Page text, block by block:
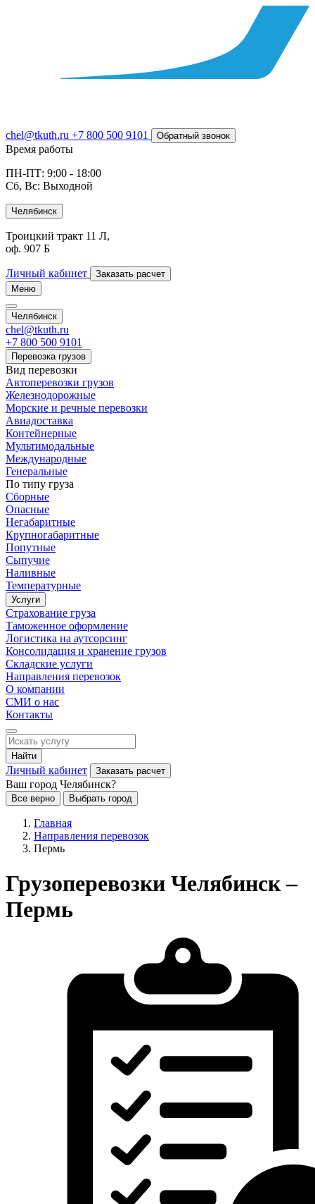
chel@tkuth.ru +7 800 500 9101 Обратный звонок
Время работы
ПН-ПТ: 9:00 - 18:00
Сб, Вс: Выходной
Челябинск
Троицкий тракт 11 Л,
оф. 907 Б
Личный кабинет
Заказать расчет
Меню
Челябинск
chel@tkuth.ru
+7 800 500 9101
Перевозка грузов
Вид перевозки
Автоперевозки грузов
Железнодорожные
Морские и речные перевозки
Авиадоставка
Контейнерные
Мультимодальные
Международные
Генеральные
По типу груза
Сборные
Опасные
Негабаритные
Крупногабаритные
Попутные
Сыпучие
Наливные
Температурные
Услуги
Страхование груза
Таможенное оформление
Логистика на аутсорсинг
Консолидация и хранение грузов
Складские услуги
Направления перевозок
О компании
СМИ о нас
Контакты
Найти
Личный кабинет Заказать расчет
Ваш город Челябинск?
Все верно Выбрать город
Главная
Направления перевозок
Пермь
Грузоперевозки Челябинск –
Пермь